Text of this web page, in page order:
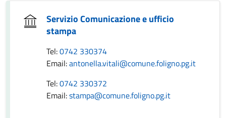
Servizio Comunicazione e ufficio
stampa
Tel:0742 330374
Email:antonella.vitali@comune.foligno.pg.it
Tel:0742 330372
Email:stampa@comune.foligno.pg.it